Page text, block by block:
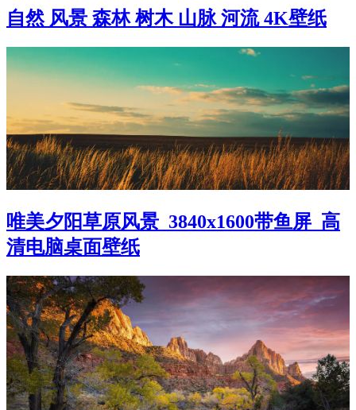
自然 风景 森林 树木 山脉 河流 4K壁纸
唯美夕阳草原风景_3840x1600带鱼屏_高
清电脑桌面壁纸